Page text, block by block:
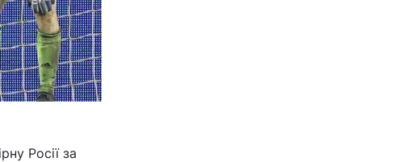
Росії за